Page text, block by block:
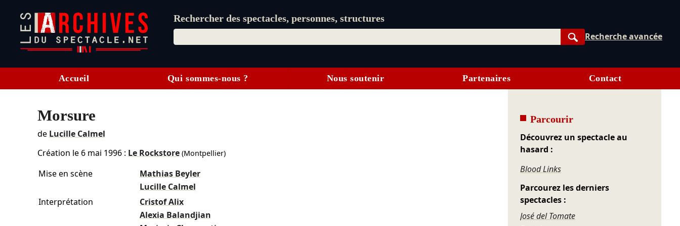
Rechercher des spectacles, personnes, structures
Rechercher
Recherche avancée
Accueil Qui sommes-nous ? Nous soutenir Partenaires Contact
Morsure
de Lucille Calmel
Création le 6 mai 1996: Le Rockstore(Montpellier)
Mise en scène
Mathias Beyler
Lucille Calmel
Interprétation
Cristof Alix
Alexia Balandjian
Parcourir
Découvrez un spectacle au
hasard :
Blood Links
Parcourez les derniers
spectacles :
José del Tomate